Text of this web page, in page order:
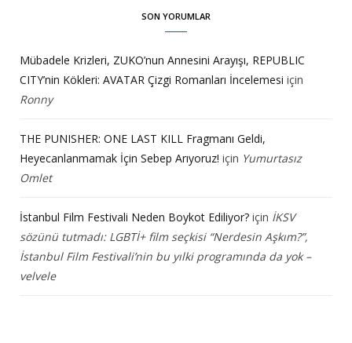
SON YORUMLAR
Mübadele Krizleri, ZUKO’nun Annesini Arayışı, REPUBLIC
CITY’nin Kökleri: AVATAR Çizgi Romanları İncelemesi için
Ronny
THE PUNISHER: ONE LAST KILL Fragmanı Geldi,
Heyecanlanmamak İçin Sebep Arıyoruz! için Yumurtasız
Omlet
İstanbul Film Festivali Neden Boykot Ediliyor? için İKSV
sözünü tutmadı: LGBTİ+ film seçkisi “Nerdesin Aşkım?”,
İstanbul Film Festivali’nin bu yılki programında da yok –
velvele